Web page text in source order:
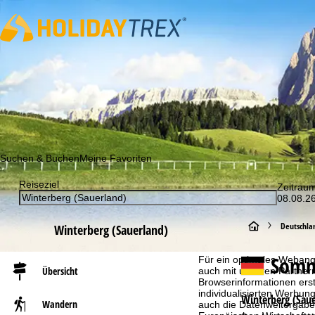
Für ein optimales
auch mit unseren
Browserinformationen
individualisierten
auch die
Abonnieren Sie unseren Newsletter und erfahren Sie als
Suchen & BuchenMeine Favoriten
Reiseziel
Winterberg (Sauerland)
Übersicht
Wandern
S
t
a
r
Winterberg